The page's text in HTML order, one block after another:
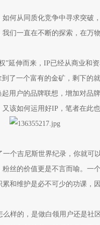
从同质化竞争中寻求突破
们一直在不断的探索，在万
伸而来，IP已经从商业和资
了一个富有的金矿，剩下的
户的品牌联想，增加对品
该如何运用好IP，笔者在此
吉尼斯世界纪录，你就可
丝的价值更是不言而喻。一
和维护是必不可少的功课，
的，是做白领用户还是社